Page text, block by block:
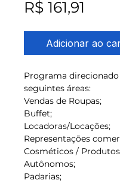
R$ 161,91
Adicionar ao
Programa direcionado
seguintes áreas:
Vendas de Roupas;
Buffet;
Locadoras/Locações;
Representações
Cosméticos /
Autônomos;
Padarias;